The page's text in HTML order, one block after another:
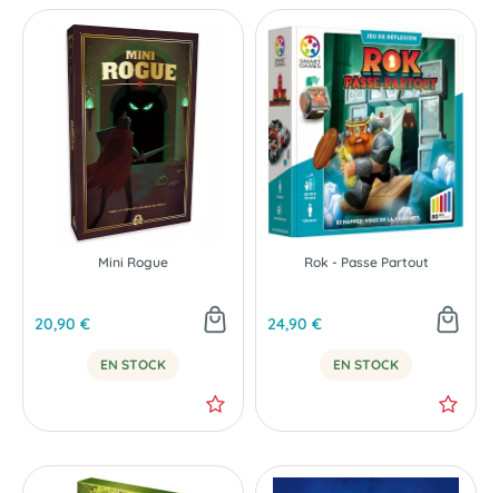
Mini Rogue
20,90 €
EN STOCK
Rok - Passe Partout
24,90 €
EN STOCK